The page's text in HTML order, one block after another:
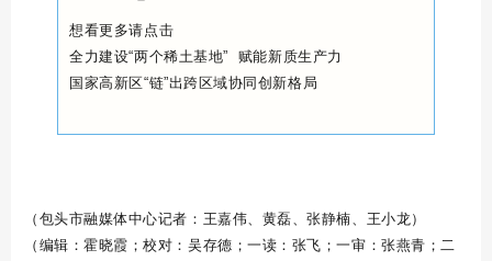
想看更多请点击
全力建设“两个稀土基地” 赋能新质生产力
国家高新区“链”出跨区域协同创新格局
（包头市融媒体中心记者：王嘉伟、黄磊、张静楠、王小龙）
（编辑：霍晓霞；校对：吴存德；一读：张飞；一审：张燕青；二